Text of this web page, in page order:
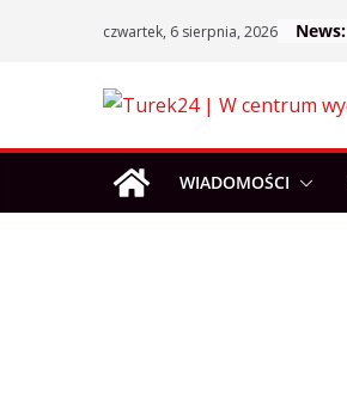
czwartek, 6 sierpnia, 2026 News:
WIADOMOŚCI